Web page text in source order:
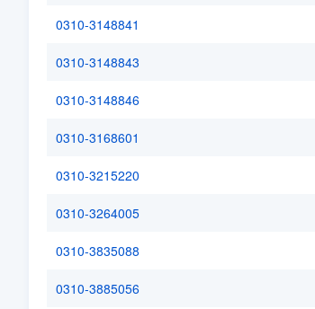
0310-3148841
0310-3148843
0310-3148846
0310-3168601
0310-3215220
0310-3264005
0310-3835088
0310-3885056